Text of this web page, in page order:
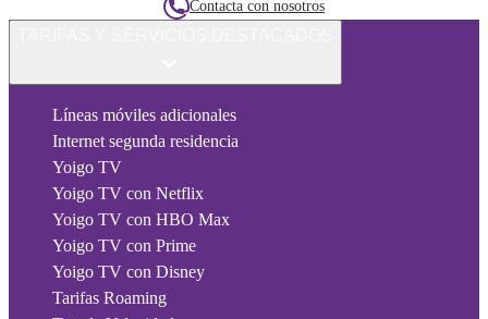
Contacta con nosotros
Líneas móviles adicionales
Internet segunda residencia
Yoigo TV
Yoigo TV con Netflix
Yoigo TV con HBO Max
Yoigo TV con Prime
Yoigo TV con Disney
Tarifas Roaming